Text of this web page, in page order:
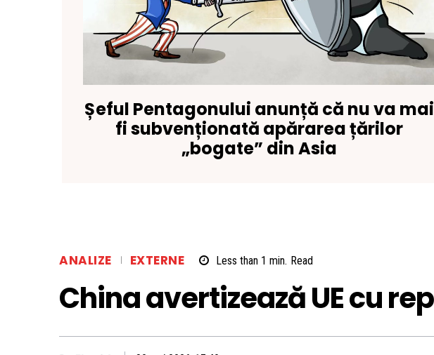
Șeful Pentagonului anunță că nu va mai
fi subvenționată apărarea țărilor
„bogate” din Asia